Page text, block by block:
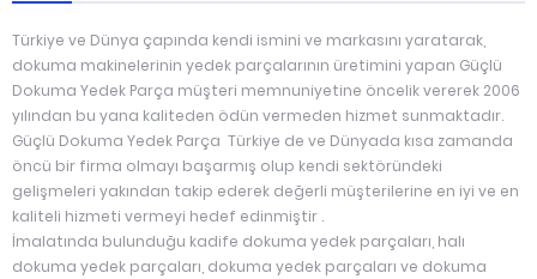
Türkiye ve Dünya çapında kendi ismini ve markasını yaratarak,
dokuma makinelerinin yedek parçalarının üretimini yapan Güçlü
Dokuma Yedek Parça müşteri memnuniyetine öncelik vererek 2006
yılından bu yana kaliteden ödün vermeden hizmet sunmaktadır.
Güçlü Dokuma Yedek Parça Türkiye de ve Dünyada kısa zamanda
öncü bir firma olmayı başarmış olup kendi sektöründeki
gelişmeleri yakından takip ederek değerli müşterilerine en iyi ve en
kaliteli hizmeti vermeyi hedef edinmiştir .
İmalatında bulunduğu kadife dokuma yedek parçaları, halı
dokuma yedek parçaları, dokuma yedek parçaları ve dokuma